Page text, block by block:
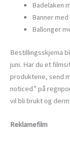
Badelaken
Banner
Ballonger
Bestillingsskjema
juni. Har du et
produktene, send
noticed.” på
vil bli brukt og
Reklamefilm